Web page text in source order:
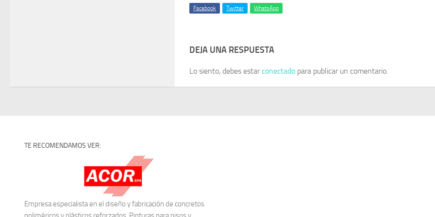
Facebook Twitter WhatsApp
DEJA UNA RESPUESTA
Lo siento, debes estarconectado para publicar un comentario.
TE RECOMENDAMOS VER:
Empresa especialista en el diseño y fabricación de concretos